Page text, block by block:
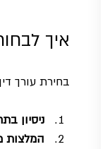
איך לבחור
בחירת עורך
ניסיון
המלצות